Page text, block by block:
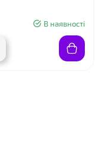
В наявності